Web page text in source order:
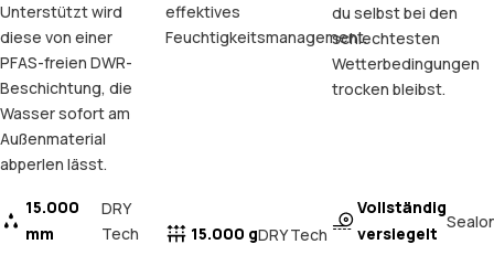
Unterstützt wird
diese von einer
PFAS-freien DWR-
Beschichtung, die
Wasser sofort am
Außenmaterial
abperlen lässt.
15.000
mm
DRY
Tech
effektives
Feuchtigkeitsmanagement.
15.000 gDRY Tech
du selbst bei den
schlechtesten
Wetterbedingungen
trocken bleibst.
Vollständig
versiegelt